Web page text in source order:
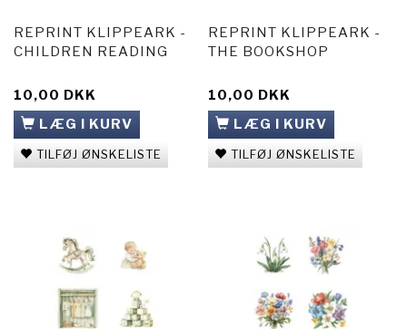
REPRINT KLIPPEARK -
CHILDREN READING
10,00 DKK
LÆG I KURV
TILFØJ ØNSKELISTE
REPRINT KLIPPEARK -
THE BOOKSHOP
10,00 DKK
LÆG I KURV
TILFØJ ØNSKELISTE